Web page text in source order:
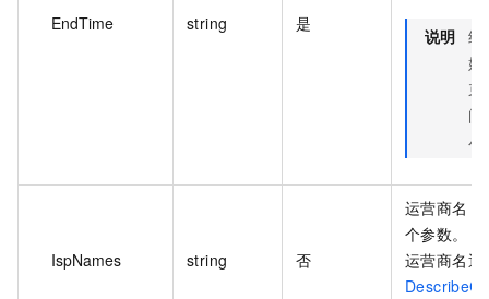
EndTime string 是
说明 结
始
束
间
小
IspNames string 否
运营商名，
个参数。
运营商名通